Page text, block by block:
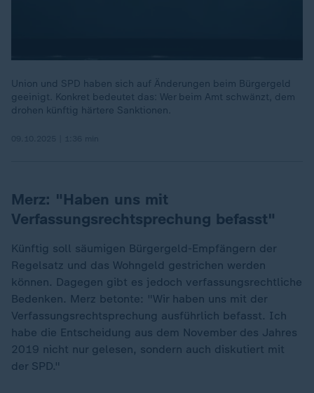
Union und SPD haben sich auf Änderungen beim Bürgergeld
geeinigt. Konkret bedeutet das: Wer beim Amt schwänzt, dem
drohen künftig härtere Sanktionen.
Merz: "Haben uns mit
Verfassungsrechtsprechung befasst"
Künftig soll säumigen Bürgergeld-Empfängern der
Regelsatz und das Wohngeld gestrichen werden
können. Dagegen gibt es jedoch verfassungsrechtliche
Bedenken. Merz betonte: "Wir haben uns mit der
Verfassungsrechtsprechung ausführlich befasst. Ich
habe die Entscheidung aus dem November des Jahres
2019 nicht nur gelesen, sondern auch diskutiert mit
der SPD."